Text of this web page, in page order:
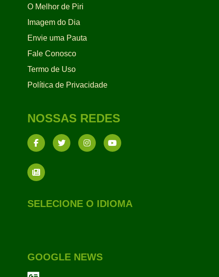
O Melhor de Piri
Imagem do Dia
Envie uma Pauta
Fale Conosco
Termo de Uso
Política de Privacidade
NOSSAS REDES
SELECIONE O IDIOMA
GOOGLE NEWS